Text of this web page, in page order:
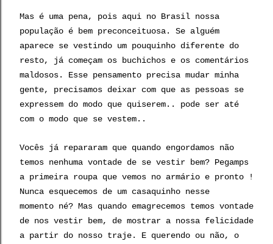
Mas é uma pena, pois aqui no Brasil nossa
população é bem preconceituosa. Se alguém
aparece se vestindo um pouquinho diferente do
resto, já começam os buchichos e os comentários
maldosos. Esse pensamento precisa mudar minha
gente, precisamos deixar com que as pessoas se
expressem do modo que quiserem.. pode ser até
com o modo que se vestem..
Vocês já repararam que quando engordamos não
temos nenhuma vontade de se vestir bem? Pegamps
a primeira roupa que vemos no armário e pronto !
Nunca esquecemos de um casaquinho nesse
momento né? Mas quando emagrecemos temos vontade
de nos vestir bem, de mostrar a nossa felicidade
a partir do nosso traje. E querendo ou não, o